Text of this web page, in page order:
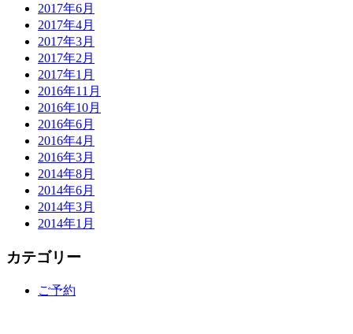
2017年6月
2017年4月
2017年3月
2017年2月
2017年1月
2016年11月
2016年10月
2016年6月
2016年4月
2016年3月
2014年8月
2014年6月
2014年3月
2014年1月
カテゴリー
ご予約